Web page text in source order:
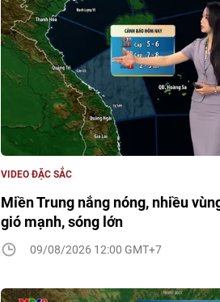
Miền Trung nắng nóng, nhiều
gió mạnh, sóng lớn
VIDEO ĐẶC SẮC
09/08/2026 12:00 GMT+7